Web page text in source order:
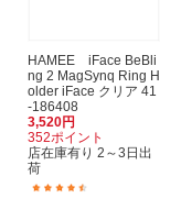
HAMEE iFace BeBli
ng 2 MagSynq Ring H
older iFace クリア 41
-186408
3,520円
352ポイント
店在庫有り 2～3日出
荷